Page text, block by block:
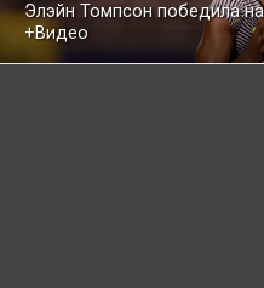
Элэйн Томпсон победила
+Видео